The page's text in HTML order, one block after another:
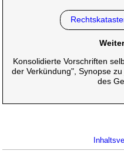
Konsolidierte Vorschriften
der Verkündung", Synopse
des